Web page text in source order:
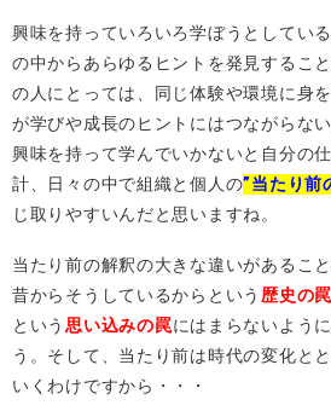
興味を持っていろいろ学ぼうとしてい
の中からあらゆるヒントを発見するこ
の人にとっては、同じ体験や環境に身
が学びや成長のヒントにはつながらな
興味を持って学んでいかないと自分の
計、日々の中で組織と個人の”当たり前
じ取りやすいんだと思いますね。
当たり前の解釈の大きな違いがあるこ
昔からそうしているからという歴史の罠
という思い込みの罠にはまらないよう
う。そして、当たり前は時代の変化と
いくわけですから・・・